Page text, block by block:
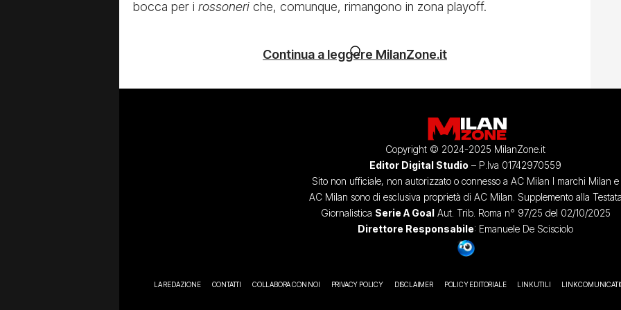
bocca per i rossoneri che, comunque, rimangono in zona playoff.
Continua a leggere MilanZone.it
Copyright © 2024-2025 MilanZone.it
Editor Digital Studio – P.Iva 01742970559
Sito non ufficiale, non autorizzato o connesso a AC Milan I marchi Milan e
AC Milan sono di esclusiva proprietà di AC Milan. Supplemento alla Testata
Giornalistica Serie A GoalAut. Trib. Roma n° 97/25 del 02/10/2025
Direttore Responsabile: Emanuele De Scisciolo
LA REDAZIONE CONTATTI COLLABORA CON NOI PRIVACY POLICY DISCLAIMER POLICY EDITORIALE LINK UTILI LINK